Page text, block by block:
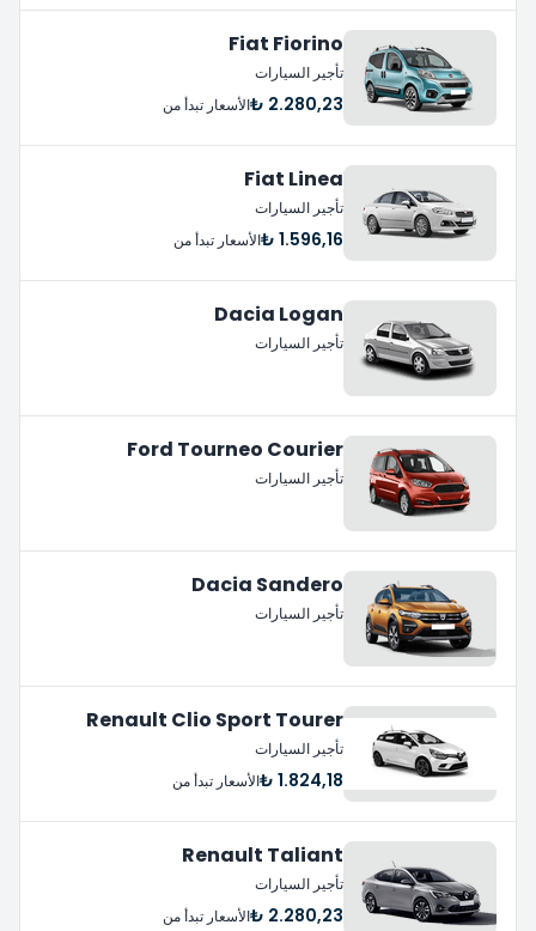
Fiat Fiorino
تأجير السيارات
2.280,23 ₺ الأسعار تبدأ من
Fiat Linea
تأجير السيارات
1.596,16 ₺ الأسعار تبدأ من
Dacia Logan
تأجير السيارات
Ford Tourneo Courier
تأجير السيارات
Dacia Sandero
تأجير السيارات
Renault Clio Sport Tourer
تأجير السيارات
1.824,18 ₺ الأسعار تبدأ من
Renault Taliant
تأجير السيارات
2.280,23 ₺ الأسعار تبدأ من